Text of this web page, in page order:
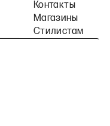
Контакты
Магазины
Стилистам